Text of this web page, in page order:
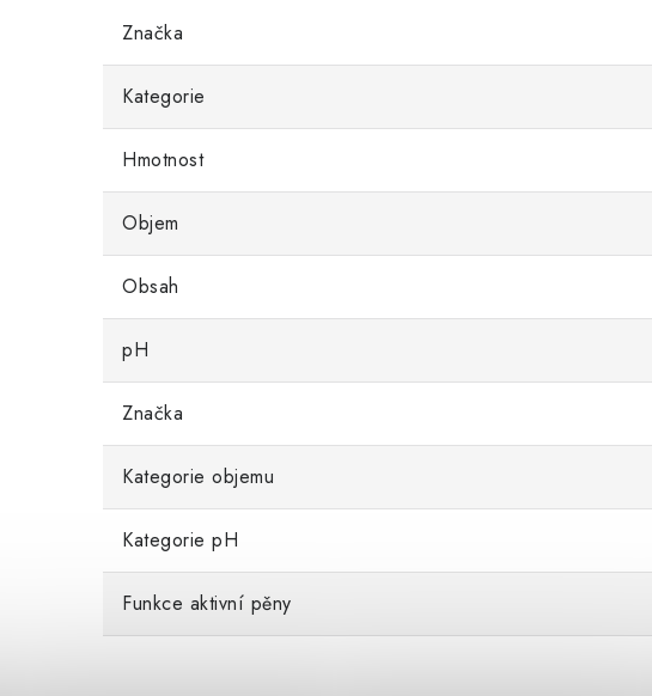
Značka
Kategorie
Hmotnost
Objem
Obsah
pH
Značka
Kategorie objemu
Kategorie pH
Funkce aktivní pěny